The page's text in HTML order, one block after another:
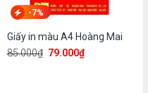
-7%
Giấy in màu A4 Hoàng Mai
85.000₫ 79.000₫